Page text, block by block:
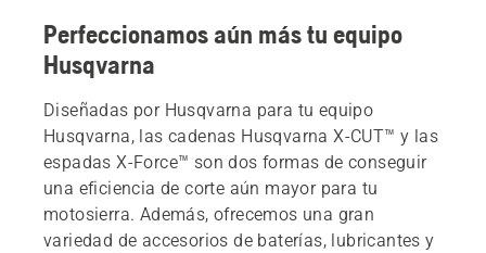
Perfeccionamos aún más tu equipo
Husqvarna
Diseñadas por Husqvarna para tu equipo
Husqvarna, las cadenas Husqvarna X-CUT™ y las
espadas X-Force™ son dos formas de conseguir
una eficiencia de corte aún mayor para tu
motosierra. Además, ofrecemos una gran
variedad de accesorios de baterías, lubricantes y